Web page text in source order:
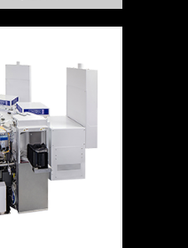
、等离子刻蚀和离
济的解决方案，包
析